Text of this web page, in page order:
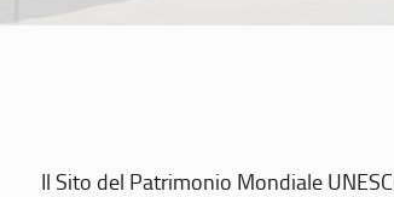
Il Sito del Patrimonio Mondiale